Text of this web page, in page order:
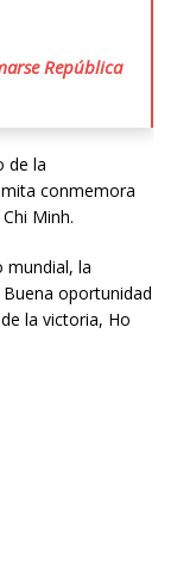
República
de la
conmemora
Minh.
mundial, la
oportunidad
la victoria, Ho